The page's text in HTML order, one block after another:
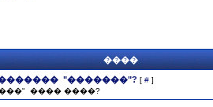
����
"�������"? [ # ]
���� ����?